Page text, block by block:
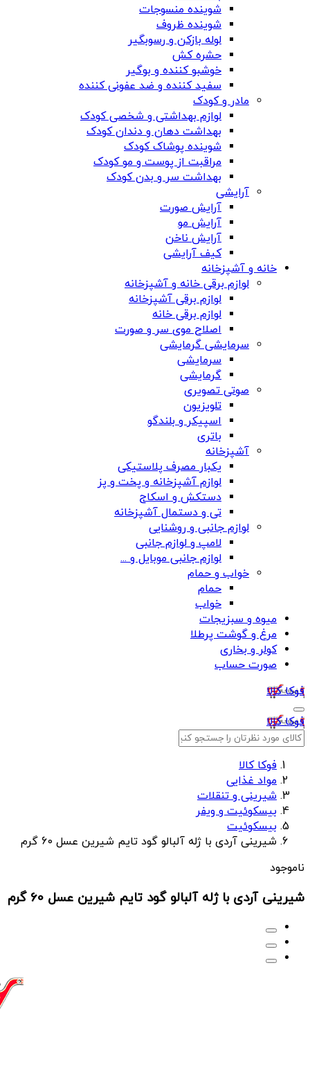
شوینده منسوجات
شوینده ظروف
لوله بازکن و رسوبگیر
حشره کش
خوشبو کننده و بوگیر
سفید کننده و ضد عفونی کننده
مادر و کودک
لوازم بهداشتی و شخصی کودک
بهداشت دهان و دندان کودک
شوینده پوشاک کودک
مراقبت از پوست و مو کودک
بهداشت سر و بدن کودک
آرایشی
آرایش صورت
آرایش مو
آرایش ناخن
کیف آرایشی
خانه و آشپزخانه
لوازم برقی خانه و آشپزخانه
لوازم برقی آشپزخانه
لوازم برقی خانه
اصلاح موی سر و صورت
سرمایشی گرمایشی
سرمایشی
گرمایشی
صوتی تصویری
تلویزیون
اسپیکر و بلندگو
باتری
آشپزخانه
یکبار مصرف پلاستیکی
لوازم آشپزخانه و پخت و پز
دستکش و اسکاج
تی و دستمال آشپزخانه
لوازم جانبی و روشنایی
لامپ و لوازم جانبی
لوازم جانبی موبایل و ...
خواب و حمام
حمام
خواب
میوه و سبزیجات
مرغ و گوشت پرطلا
کولر و بخاری
صورت حساب
فوکا کالا
فوکا کالا
فوکا کالا
مواد غذایی
شیرینی و تنقلات
بیسکوئیت و ویفر
بیسکوئیت
شیرینی آردی با ژله آلبالو گود تایم شیرین عسل 60 گرم
ناموجود
شیرینی آردی با ژله آلبالو گود تایم شیرین عسل 60 گرم